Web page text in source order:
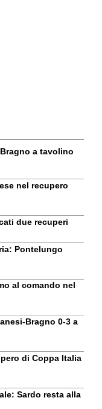
a tavolino
nel recupero
due recuperi
Pontelungo
al comando nel
Bragno 0-3 a
di Coppa Italia
Sardo resta alla